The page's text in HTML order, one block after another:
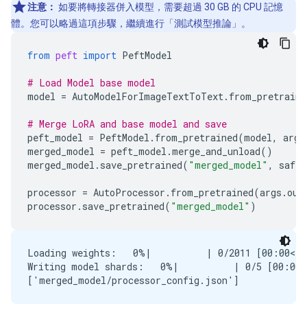
注意： 如要將轉接器併入模型，需要超過 30 GB 的 CPU 記憶
體。您可以略過這項步驟，繼續進行「測試模型推論」。
from peft import PeftModel
# Load Model base model
model = AutoModelForImageTextToText.
# Merge LoRA and base model and save
peft_model = PeftModel . from_pretrained(model, args
merged_model = peft_model .merge_and_unload()
merged_model . save_pretrained( "merged_model" ,
processor = AutoProcessor . from_pretrained(args .
processor . save_pretrained( "merged_model" )
Loading weights:   0%|          | 0/2011
Writing model shards:   0%|          | 0/5